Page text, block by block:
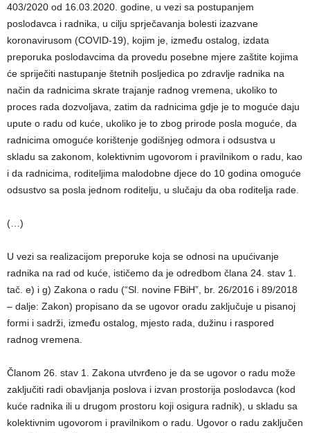
403/2020 od 16.03.2020. godine, u vezi sa postupanjem
poslodavca i radnika, u cilju sprječavanja bolesti izazvane
koronavirusom (COVID-19), kojim je, između ostalog, izdata
preporuka poslodavcima da provedu posebne mjere zaštite kojima
će spriječiti nastupanje štetnih posljedica po zdravlje radnika na
način da radnicima skrate trajanje radnog vremena, ukoliko to
proces rada dozvoljava, zatim da radnicima gdje je to moguće daju
upute o radu od kuće, ukoliko je to zbog prirode posla moguće, da
radnicima omoguće korištenje godišnjeg odmora i odsustva u
skladu sa zakonom, kolektivnim ugovorom i pravilnikom o radu, kao
i da radnicima, roditeljima malodobne djece do 10 godina omoguće
odsustvo sa posla jednom roditelju, u slučaju da oba roditelja rade.
(…)
U vezi sa realizacijom preporuke koja se odnosi na upućivanje
radnika na rad od kuće, ističemo da je odredbom člana 24. stav 1.
tač. e) i g) Zakona o radu (“Sl. novine FBiH”, br. 26/2016 i 89/2018
– dalje: Zakon) propisano da se ugovor oradu zaključuje u pisanoj
formi i sadrži, između ostalog, mjesto rada, dužinu i raspored
radnog vremena.
Članom 26. stav 1. Zakona utvrđeno je da se ugovor o radu može
zaključiti radi obavljanja poslova i izvan prostorija poslodavca (kod
kuće radnika ili u drugom prostoru koji osigura radnik), u skladu sa
kolektivnim ugovorom i pravilnikom o radu. Ugovor o radu zaključen